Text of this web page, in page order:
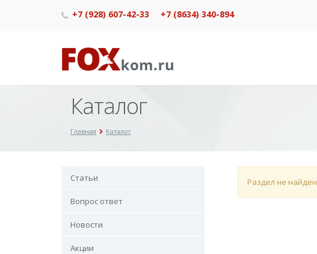
+7 (928) 607-42-33 +7 (8634) 340-894
Каталог
Главная Каталог
Статьи
Вопрос ответ
Новости
Акции
Раздел не найден